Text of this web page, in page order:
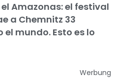
Amazonas: el festival
a Chemnitz 33
mundo. Esto es lo
Werbung